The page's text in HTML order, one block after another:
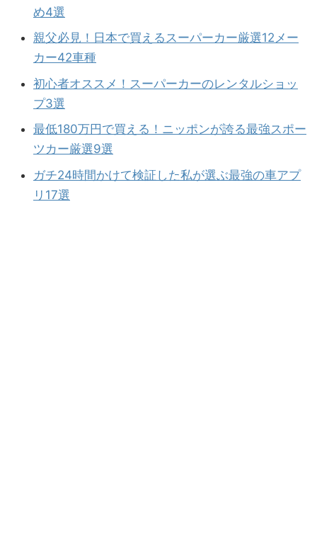
め4選
親父必見！日本で買えるスーパーカー厳選12メー
カー42車種
初心者オススメ！スーパーカーのレンタルショッ
プ3選
最低180万円で買える！ニッポンが誇る最強スポー
ツカー厳選9選
ガチ24時間かけて検証した私が選ぶ最強の車アプ
リ17選